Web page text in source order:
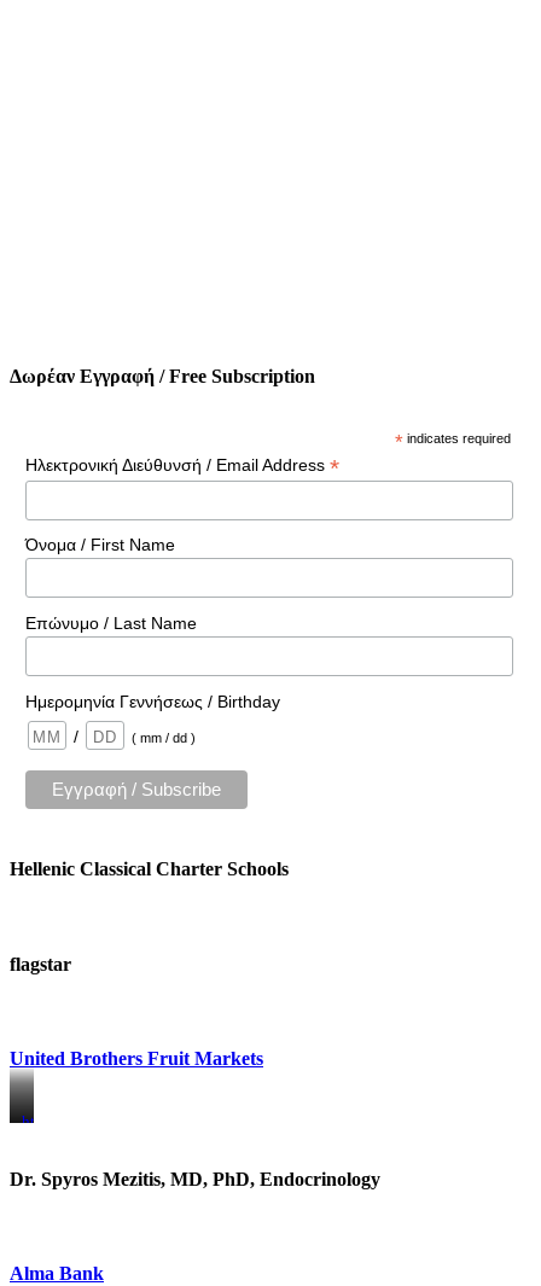
Δωρέαν Εγγραφή / Free Subscription
* indicates required
Ηλεκτρονική Διεύθυνσή / Email Address *
Όνομα / First Name
Επώνυμο / Last Name
Ημερομηνία Γεννήσεως / Birthday
/
( mm / dd )
Hellenic Classical Charter Schools
flagstar
United Brothers Fruit Markets
https://www.unitedbrothersfruitmarkets.com/
https://www.unitedbrothersfruitmarkets.com/
Dr. Spyros Mezitis, MD, PhD, Endocrinology
Alma Bank